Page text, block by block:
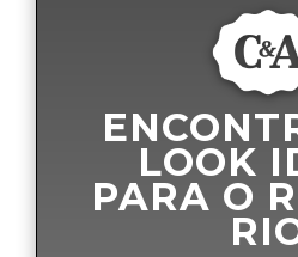
LOOK
PARA O